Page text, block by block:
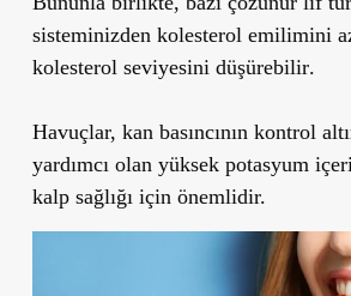
sisteminizden kolesterol emilimini
kolesterol seviyesini düşürebilir.
Havuçlar, kan basıncının kontrol
yardımcı olan yüksek potasyum
kalp sağlığı için önemlidir.